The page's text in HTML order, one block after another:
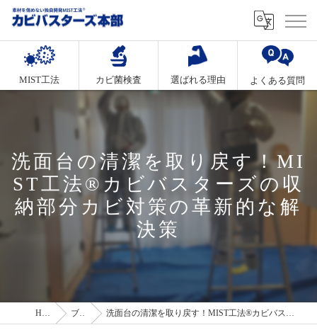
MIST工法 カビ菌検査 選ばれる理由 よくある質問
洗面台の清潔を取り戻す！MI
ST工法®カビバスターズの収
納部分カビ対策の革新的な解
決策
HOME ブログ 洗面台の清潔を取り戻す！MIST工法®カビバスターズの収納部分カビ対策の革新的な解決策